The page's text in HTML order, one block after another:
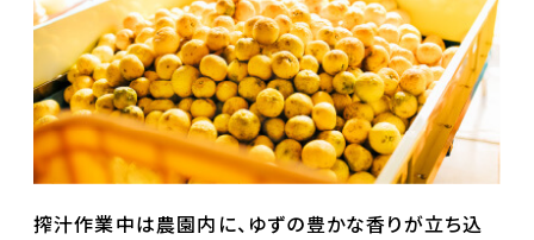
搾汁作業中は農園内に、ゆずの豊かな香りが立ち込